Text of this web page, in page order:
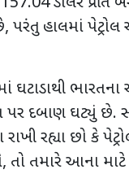
, પરંતુ હાલમાં
ઘટાડાથી
દબાણ ઘટ્યું છે.
રહ્યા છો કે
, તો તમારે આના માટે